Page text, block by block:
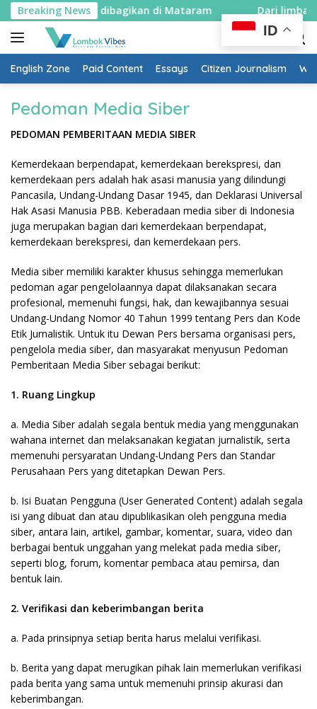
Skip
to
content
Breaking News
merah putih dibagikan di Mataram Dari limbah jadi
English Zone Paid Content Essays Citizen Journalism
Pedoman Media Siber
PEDOMAN PEMBERITAAN MEDIA SIBER
Kemerdekaan berpendapat, kemerdekaan berekspresi, dan
kemerdekaan pers adalah hak asasi manusia yang dilindungi
Pancasila, Undang-Undang Dasar 1945, dan Deklarasi Universal
Hak Asasi Manusia PBB. Keberadaan media siber di Indonesia
juga merupakan bagian dari kemerdekaan berpendapat,
kemerdekaan berekspresi, dan kemerdekaan pers.
Media siber memiliki karakter khusus sehingga memerlukan
pedoman agar pengelolaannya dapat dilaksanakan secara
profesional, memenuhi fungsi, hak, dan kewajibannya sesuai
Undang-Undang Nomor 40 Tahun 1999 tentang Pers dan Kode
Etik Jurnalistik. Untuk itu Dewan Pers bersama organisasi pers,
pengelola media siber, dan masyarakat menyusun Pedoman
Pemberitaan Media Siber sebagai berikut:
1. Ruang Lingkup
a. Media Siber adalah segala bentuk media yang menggunakan
wahana internet dan melaksanakan kegiatan jurnalistik, serta
memenuhi persyaratan Undang-Undang Pers dan Standar
Perusahaan Pers yang ditetapkan Dewan Pers.
b. Isi Buatan Pengguna (User Generated Content) adalah segala
isi yang dibuat dan atau dipublikasikan oleh pengguna media
siber, antara lain, artikel, gambar, komentar, suara, video dan
berbagai bentuk unggahan yang melekat pada media siber,
seperti blog, forum, komentar pembaca atau pemirsa, dan
bentuk lain.
2. Verifikasi dan keberimbangan berita
a. Pada prinsipnya setiap berita harus melalui verifikasi.
b. Berita yang dapat merugikan pihak lain memerlukan verifikasi
pada berita yang sama untuk memenuhi prinsip akurasi dan
keberimbangan.
ID